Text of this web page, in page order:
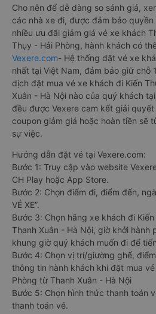
Cho nên để dễ dàng so sánh giá,
các nhà xe đi, được đảm bảo
nhiều ưu đãi giảm giá vé xe khách
Thụy - Hải Phòng, hành khách có
Vexere.com- Hệ thống đặt vé xe
nhất tại Việt Nam, đảm bảo giữ chỗ
dịch đặt mua vé xe khách đi Kiến
Xuân - Hà Nội nào của quý khách
đều được Vexere cam kết giải
coupon giảm giá hoặc hoàn tiền sẽ
sự việc.
Hướng dẫn đặt vé tại Vexere.com:
Bước 1: Truy cập vào website
CH Play hoặc App Store.
Bước 2: Chọn điểm đi, điểm đến,
VÉ XE”.
Bước 3: Chọn hãng xe khách đi
Thanh Xuân - Hà Nội, giờ khởi hành
khung giờ quý khách muốn đi để
Bước 4: Chọn vị trí/giường ghế,
thông tin hành khách khi đặt mua
Phòng từ Thanh Xuân - Hà Nội
Bước 5: Chọn hình thức thanh toán
thanh toán vé.